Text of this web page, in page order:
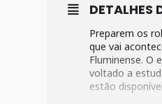
DETALHES
Preparem os
que vai
Fluminense. O
voltado a
estão